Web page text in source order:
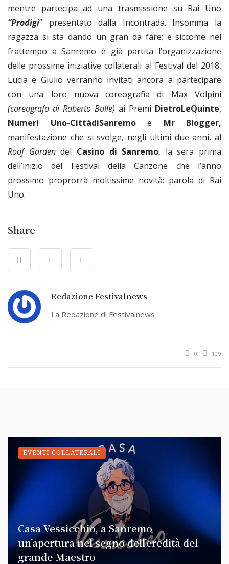
mentre partecipa ad una trasmissione su Rai Uno
“Prodigi” presentato dalla Incontrada. Insomma la
ragazza si sta dando un gran da fare; e siccome nel
frattempo a Sanremo è già partita l’organizzazione
delle prossime iniziative collaterali al Festival del 2018,
Lucia e Giulio verranno invitati ancora a partecipare
con una loro nuova coreografia di Max Volpini
(coreografo di Roberto Bolle) ai Premi DietroLeQuinte,
Numeri Uno-CittàdiSanremo e Mr Blogger,
manifestazione che si svolge, negli ultimi due anni, al
Roof Gardendel Casino di Sanremo, la sera prima
dell’inizio del Festival della Canzone che l’anno
prossimo proprorrà moltissime novità: parola di Rai
Uno.
Share
Redazione Festivalnews
La Redazione di Festivalnews
0 109
Casa Vessicchio, a Sanremo
un’apertura nel segno dell’eredità del
grande Maestro
EVENTI COLLATERALI